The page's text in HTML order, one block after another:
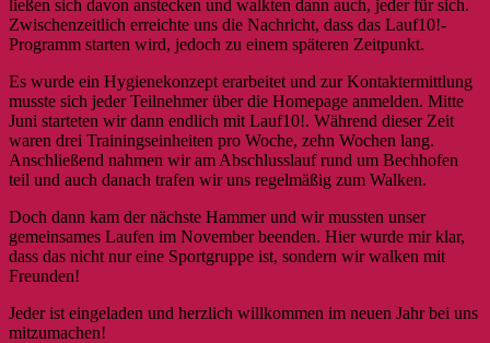
ließen sich davon anstecken und walkten dann auch, jeder für sich.
Zwischenzeitlich erreichte uns die Nachricht, dass das Lauf10!-
Programm starten wird, jedoch zu einem späteren Zeitpunkt.
Es wurde ein Hygienekonzept erarbeitet und zur Kontaktermittlung
musste sich jeder Teilnehmer über die Homepage anmelden. Mitte
Juni starteten wir dann endlich mit Lauf10!. Während dieser Zeit
waren drei Trainingseinheiten pro Woche, zehn Wochen lang.
Anschließend nahmen wir am Abschlusslauf rund um Bechhofen
teil und auch danach trafen wir uns regelmäßig zum Walken.
Doch dann kam der nächste Hammer und wir mussten unser
gemeinsames Laufen im November beenden. Hier wurde mir klar,
dass das nicht nur eine Sportgruppe ist, sondern wir walken mit
Freunden!
Jeder ist eingeladen und herzlich willkommen im neuen Jahr bei uns
mitzumachen!